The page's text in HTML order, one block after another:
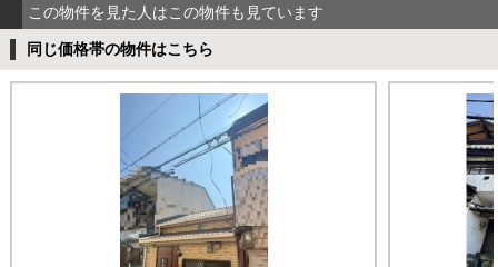
この物件を見た人はこの物件も見ています
同じ価格帯の物件はこちら